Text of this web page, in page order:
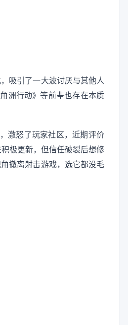
吸引了一大波讨厌与其他人
洲行动》等前辈也存在本质
激怒了玩家社区，近期评价
极更新，但信任破裂后想修
撤离射击游戏，选它都没毛